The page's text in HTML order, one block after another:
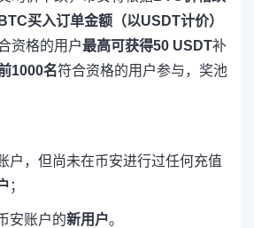
买入订单金额（以USDT计价）
资格的用户最高可获得50 USDT补
1000名符合资格的用户参与，奖池
户，但尚未在币安进行过任何充值
；
安账户的新用户。